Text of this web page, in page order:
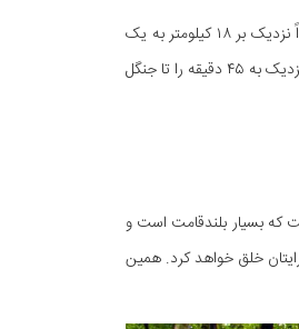
شما می‌توانید از مسیر فیروزکوه –قائم‌شهر پس از رسیدن به میدان زیرآب به سمت لاجیم مسیر را طی کنید و پس از آن حدوداً نزدیک بر ۱۸ کیلومتر به یک
دوراهی خاکی می‌رسید و از مسیر سمت چپ می‌توانید به روستای ولیلا برسید. بعد از پارک وسیله نقلیه خودتان باید مسیری نزدیک به ۴۵ دقیقه را تا جنگل
که بسیار بلندقامت است و
خلق خواهد کرد. همین